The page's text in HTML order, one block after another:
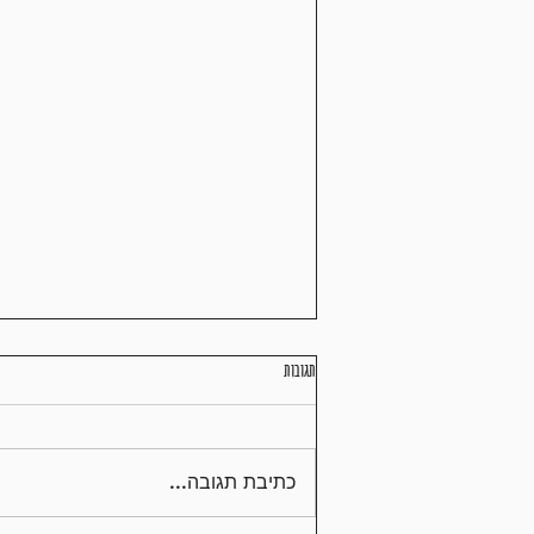
תזונה נכונה במרתון
תגובות
כתיבת תגובה...